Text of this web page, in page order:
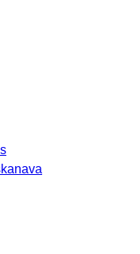
välilehteen